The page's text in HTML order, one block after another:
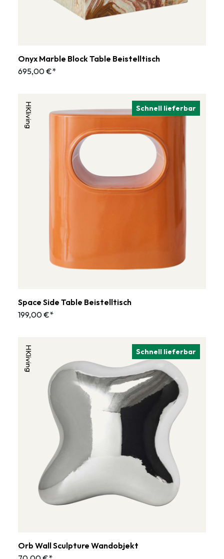
Onyx Marble Block Table Beistelltisch
695,00 €*
Schnell lieferbar
HKliving
Space Side Table Beistelltisch
199,00 €*
Schnell lieferbar
HKliving
Orb Wall Sculpture Wandobjekt